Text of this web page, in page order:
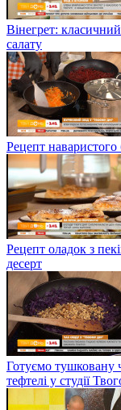
Вінегрет:
салату
Рецепт
Рецепт оладок з
десерт
Готуємо тушковану
тефтелі у студії